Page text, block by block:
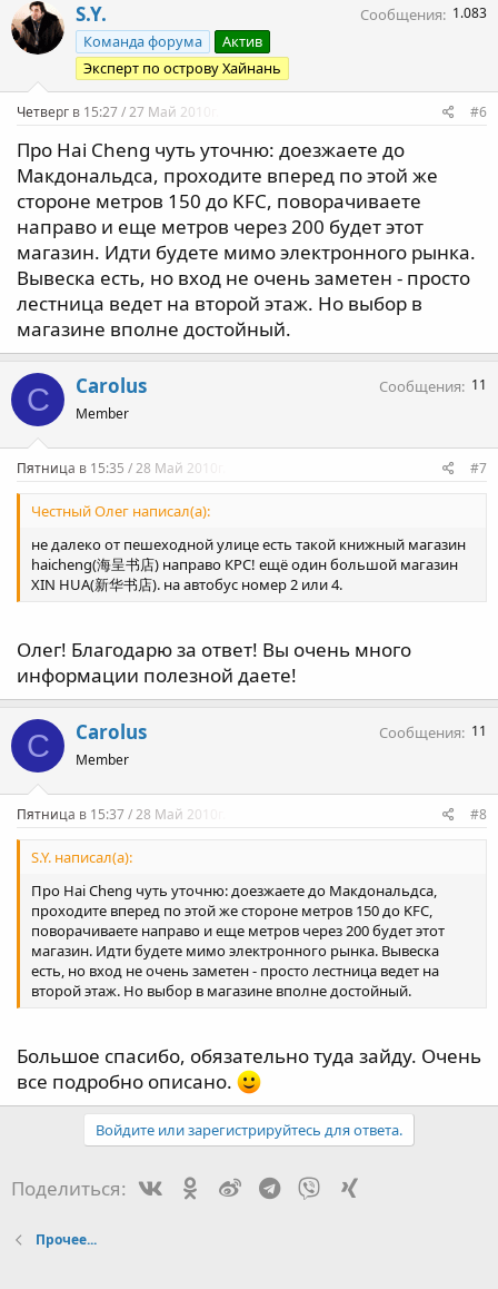
S.Y.
Команда форума
Актив
Эксперт по острову Хайнань
Сообщения 1.083
Четверг в 15:27 / 27 Май 2010г. #6
Про Hai Cheng чуть уточню: доезжаете до
Макдональдса, проходите вперед по этой же
стороне метров 150 до KFC, поворачиваете
направо и еще метров через 200 будет этот
магазин. Идти будете мимо электронного рынка.
Вывеска есть, но вход не очень заметен - просто
лестница ведет на второй этаж. Но выбор в
магазине вполне достойный.
C Carolus
Member
Сообщения 11
Пятница в 15:35 / 28 Май 2010г. #7
Честный Олег написал(а):
не далеко от пешеходной улице есть такой книжный магазин
haicheng(海呈书店) направо КРС! ещё один большой магазин
XIN HUA(新华书店). на автобус номер 2 или 4.
Олег! Благодарю за ответ! Вы очень много
информации полезной даете!
C Carolus
Member
Сообщения 11
Пятница в 15:37 / 28 Май 2010г. #8
S.Y. написал(а):
Про Hai Cheng чуть уточню: доезжаете до Макдональдса,
проходите вперед по этой же стороне метров 150 до KFC,
поворачиваете направо и еще метров через 200 будет этот
магазин. Идти будете мимо электронного рынка. Вывеска
есть, но вход не очень заметен - просто лестница ведет на
второй этаж. Но выбор в магазине вполне достойный.
Большое спасибо, обязательно туда зайду. Очень
все подробно описано.
Войдите или зарегистрируйтесь для ответа.
Поделиться: Vk Ok WeiboTelegram
Viber
Прочее...